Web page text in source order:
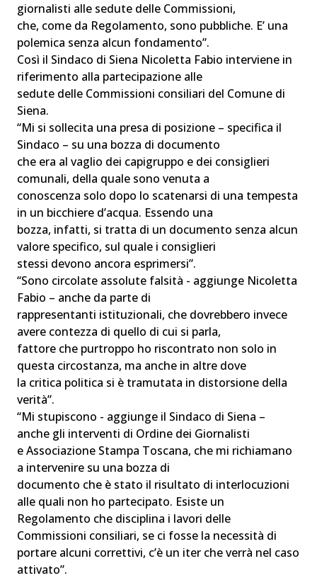
giornalisti alle sedute delle Commissioni,
che, come da Regolamento, sono pubbliche. E’ una
polemica senza alcun fondamento”.
Così il Sindaco di Siena Nicoletta Fabio interviene in
riferimento alla partecipazione alle
sedute delle Commissioni consiliari del Comune di
Siena.
“Mi si sollecita una presa di posizione – specifica il
Sindaco – su una bozza di documento
che era al vaglio dei capigruppo e dei consiglieri
comunali, della quale sono venuta a
conoscenza solo dopo lo scatenarsi di una tempesta
in un bicchiere d’acqua. Essendo una
bozza, infatti, si tratta di un documento senza alcun
valore specifico, sul quale i consiglieri
stessi devono ancora esprimersi”.
“Sono circolate assolute falsità - aggiunge Nicoletta
Fabio – anche da parte di
rappresentanti istituzionali, che dovrebbero invece
avere contezza di quello di cui si parla,
fattore che purtroppo ho riscontrato non solo in
questa circostanza, ma anche in altre dove
la critica politica si è tramutata in distorsione della
verità”.
“Mi stupiscono - aggiunge il Sindaco di Siena –
anche gli interventi di Ordine dei Giornalisti
e Associazione Stampa Toscana, che mi richiamano
a intervenire su una bozza di
documento che è stato il risultato di interlocuzioni
alle quali non ho partecipato. Esiste un
Regolamento che disciplina i lavori delle
Commissioni consiliari, se ci fosse la necessità di
portare alcuni correttivi, c’è un iter che verrà nel caso
attivato”.